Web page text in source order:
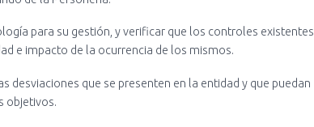
para su gestión, y verificar que los controles existentes
e impacto de la ocurrencia de los mismos.
desviaciones que se presenten en la entidad y que puedan
objetivos.